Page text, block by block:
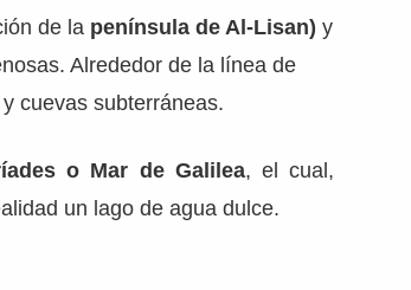
de la península de Al-Lisan) y
Alrededor de la línea de
cuevas subterráneas.
o Mar de Galilea, el cual,
un lago de agua dulce.